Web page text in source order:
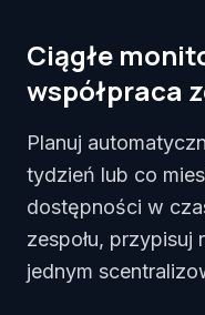
Ciągłe
współpraca
Planuj
tydzień lub co
dostępności w
zespołu, przypisuj
jednym